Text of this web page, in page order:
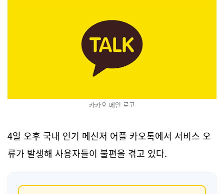
카카오 메인 로고
4일 오후 국내 인기 메신저 어플 카오톡에서 서비스 오
류가 발생해 사용자들이 불편을 겪고 있다.